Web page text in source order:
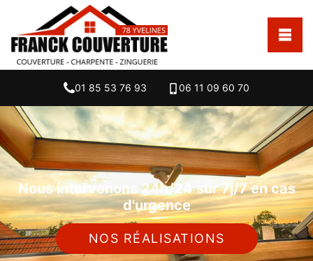
01 85 53 76 93 06 11 09 60 70
Nous intervenons 24h/24 sur 7j/7 en cas
d'urgence
NOS RÉALISATIONS